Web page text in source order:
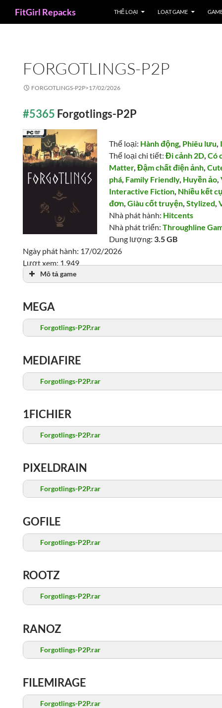
FitGirl Repacks THỂ LOẠI LOẠT GAME
FORGOTLINGS-P2P
FORGOTLINGS-P2P>17/02/2026
#5365 Forgotlings-P2P
Thể loại: Hành động, Phiêu lưu,
Thể loại chi tiết:Đi cảnh 2D,Có
Matter,Đậm chất điện ảnh,
phá, Family Friendly, Huyền ảo,
Interactive Fiction, Nhiều kết
đơn,Giàu cốt truyện,Stylized,
Nhà phát hành: Hitcents
Nhà phát triển:Throughline
Dung lượng: 3.5 GB
Ngày phát hành: 17/02/2026
Lượt xem: 1,949
Mô tả game
MEGA
Forgotlings-P2P.rar
MEDIAFIRE
Forgotlings-P2P.rar
1FICHIER
Forgotlings-P2P.rar
PIXELDRAIN
Forgotlings-P2P.rar
GOFILE
Forgotlings-P2P.rar
ROOTZ
Forgotlings-P2P.rar
RANOZ
Forgotlings-P2P.rar
FILEMIRAGE
Forgotlings-P2P.rar